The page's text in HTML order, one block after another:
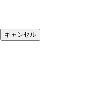
キャンセル